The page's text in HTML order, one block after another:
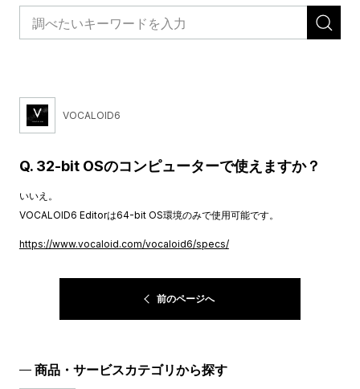
VOCALOID6
Q. 32-bit OSのコンピューターで使えますか？
いいえ。
VOCALOID6 Editorは64-bit OS環境のみで使用可能です。
https://www.vocaloid.com/vocaloid6/specs/
前のページへ
商品・サービスカテゴリから探す